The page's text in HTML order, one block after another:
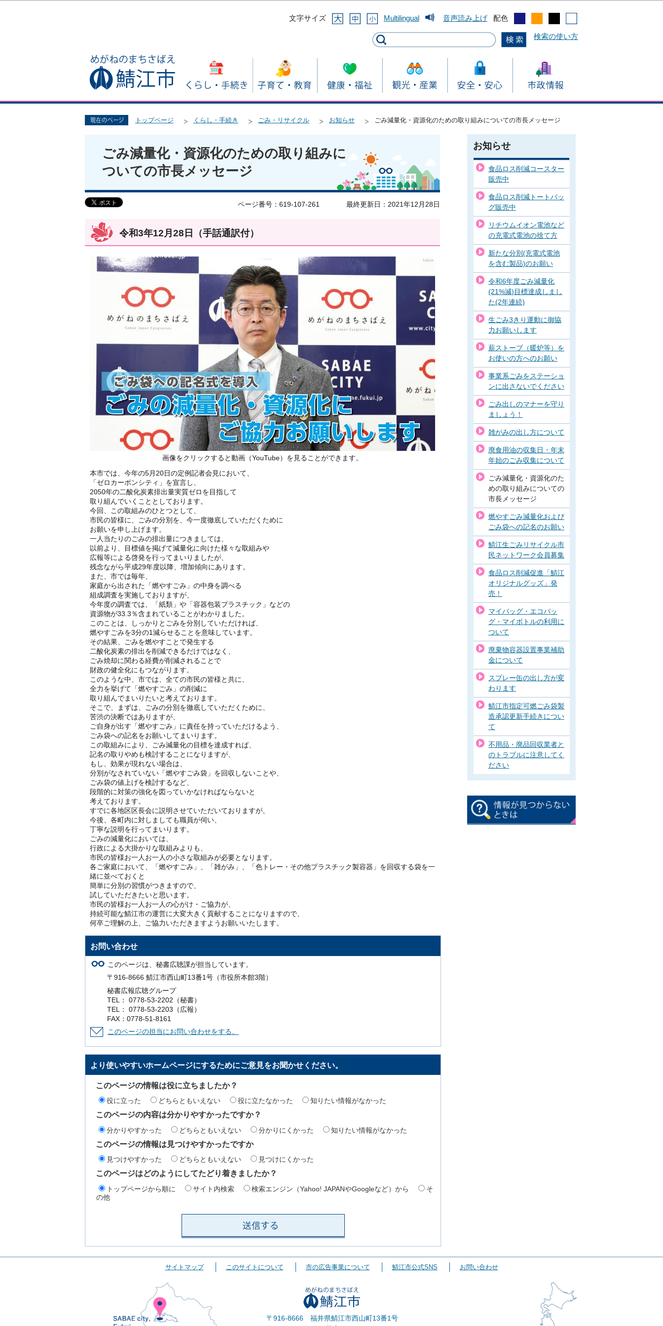
文字サイズ
Multilingual 音声読み上げ 配色
検索の使い方
トップページ くらし・手続き ごみ・リサイクル お知らせ ごみ減量化・資源化のための取り組みについての市長メッセージ
ごみ減量化・資源化のための取り組みに
ついての市長メッセージ
ページ番号：619-107-261 最終更新日：2021年12月28日
令和3年12月28日（手話通訳付）
画像をクリックすると動画（YouTube）を見ることができます。
本市では、今年の5月20日の定例記者会見において、
「ゼロカーボンシティ」を宣言し、
2050年の二酸化炭素排出量実質ゼロを目指して
取り組んでいくこととしております。
今回、この取組みのひとつとして、
市民の皆様に、ごみの分別を、今一度徹底していただくために
お願いを申し上げます。
一人当たりのごみの排出量につきましては、
以前より、目標値を掲げて減量化に向けた様々な取組みや
広報等による啓発を行ってまいりましたが、
残念ながら平成29年度以降、増加傾向にあります。
また、市では毎年、
家庭から出された「燃やすごみ」の中身を調べる
組成調査を実施しておりますが、
今年度の調査では、「紙類」や「容器包装プラスチック」などの
資源物が33.3％含まれていることがわかりました。
このことは、しっかりとごみを分別していただければ、
燃やすごみを3分の1減らせることを意味しています。
その結果、ごみを燃やすことで発生する
二酸化炭素の排出を削減できるだけではなく、
ごみ焼却に関わる経費が削減されることで
財政の健全化にもつながります。
このような中、市では、全ての市民の皆様と共に、
全力を挙げて「燃やすごみ」の削減に
取り組んでまいりたいと考えております。
そこで、まずは、ごみの分別を徹底していただくために、
苦渋の決断ではありますが、
ご自身が出す「燃やすごみ」に責任を持っていただけるよう、
ごみ袋への記名をお願いしてまいります。
この取組みにより、ごみ減量化の目標を達成すれば、
記名の取りやめも検討することになりますが、
もし、効果が現れない場合は、
分別がなされていない「燃やすごみ袋」を回収しないことや、
ごみ袋の値上げを検討するなど、
段階的に対策の強化を図っていかなければならないと
考えております。
すでに各地区区長会に説明させていただいておりますが、
今後、各町内に対しましても職員が伺い、
丁寧な説明を行ってまいります。
ごみの減量化においては、
行政による大掛かりな取組みよりも、
市民の皆様お一人お一人の小さな取組みが必要となります。
各ご家庭において、「燃やすごみ」、「雑がみ」、「色トレー・その他プラスチック製容器」を回収する袋を一
緒に並べておくと
簡単に分別の習慣がつきますので、
試していただきたいと思います。
市民の皆様お一人お一人の心がけ・ご協力が、
持続可能な鯖江市の運営に大変大きく貢献することになりますので、
何卒ご理解の上、ご協力いただきますようお願いいたします。
お問い合わせ
このページは、秘書広聴課が担当しています。
〒916-8666 鯖江市西山町13番1号（市役所本館3階）
秘書広報広聴グループ
TEL： 0778-53-2202（秘書）
TEL： 0778-53-2203（広報）
FAX：0778-51-8161
このページの担当にお問い合わせをする。
より使いやすいホームページにするためにご意見をお聞かせください。
このページの情報は役に立ちましたか？
役に立った どちらともいえない 役に立たなかった 知りたい情報がなかった
このページの内容は分かりやすかったですか？
分かりやすかった どちらともいえない 分かりにくかった 知りたい情報がなかった
このページの情報は見つけやすかったですか
見つけやすかった どちらともいえない 見つけにくかった
このページはどのようにしてたどり着きましたか？
トップページから順に サイト内検索 検索エンジン（Yahoo! JAPANやGoogleなど）から
そ
の他
お知らせ
食品ロス削減コースター
販売中
食品ロス削減トートバッ
グ販売中
リチウムイオン電池など
の充電式電池の捨て方
新たな分別(充電式電池
を含む製品)のお願い
令和6年度ごみ減量化
(21%減)目標達成しまし
た(2年連続)
生ごみ3きり運動に御協
力お願いします
薪ストーブ（暖炉等）を
お使いの方へのお願い
事業系ごみをステーショ
ンに出さないでください
ごみ出しのマナーを守り
ましょう！
雑がみの出し方について
廃食用油の収集日・年末
年始のごみ収集について
ごみ減量化・資源化のた
めの取り組みについての
市長メッセージ
燃やすごみ減量化および
ごみ袋への記名のお願い
鯖江生ごみリサイクル市
民ネットワーク会員募集
食品ロス削減促進「鯖江
オリジナルグッズ」発
売！
マイバッグ・エコバッ
グ・マイボトルの利用に
ついて
廃棄物容器設置事業補助
金について
スプレー缶の出し方が変
わります
鯖江市指定可燃ごみ袋製
造承認更新手続きについ
て
不用品・廃品回収業者と
のトラブルに注意してく
ださい
サイトマップ このサイトについて 市の広告事業について 鯖江市公式SNS お問い合わせ
〒916-8666 福井県鯖江市西山町13番1号